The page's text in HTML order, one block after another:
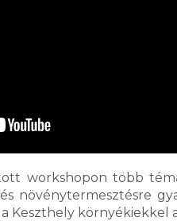
workshopon több
növénytermesztésre
Keszthely